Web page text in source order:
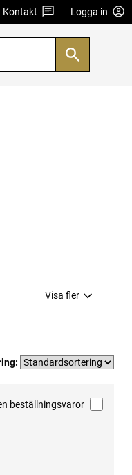
Kontakt Logga in
Visa fler
beställningsvaror